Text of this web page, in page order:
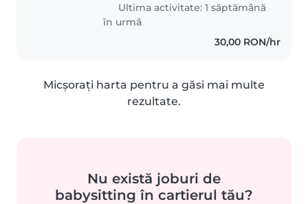
Ultima activitate: 1 săptămână
în urmă
30,00 RON/hr
Micșorați harta pentru a găsi mai multe
rezultate.
Nu există joburi de
babysitting în cartierul tău?